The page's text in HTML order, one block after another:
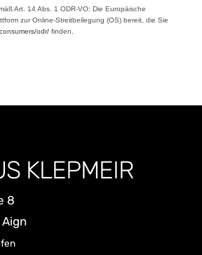
Art. 14 Abs. 1 ODR-VO: Die Europäische
zur Online-Streitbeilegung (OS) bereit, die Sie
odr/ finden.
KLEPMEIR
8